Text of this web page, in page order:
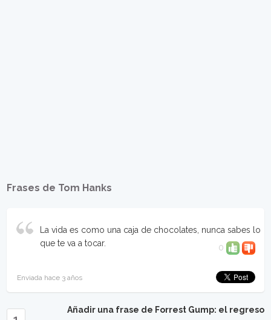
Frases de Tom Hanks
La vida es como una caja de chocolates, nunca sabes lo
que te va a tocar.
0
Enviada hace 3 años
Añadir una frase de Forrest Gump: el regreso